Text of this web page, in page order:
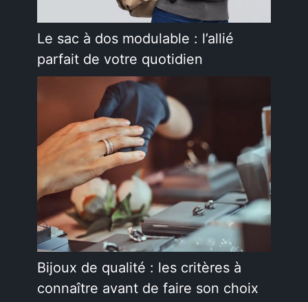
Le sac à dos modulable : l’allié
parfait de votre quotidien
Bijoux de qualité : les critères à
connaître avant de faire son choix